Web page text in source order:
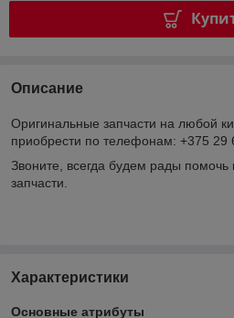
Описание
Оригинальные запчасти на любой
приобрести по телефонам: +375 29
Звоните, всегда будем рады помочь
запчасти.
Характеристики
Основные атрибуты